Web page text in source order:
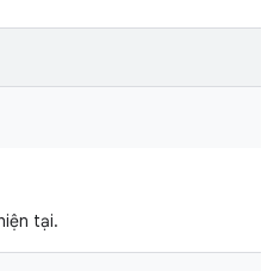
tại.